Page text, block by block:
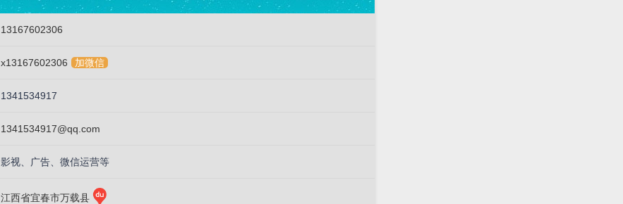
13167602306
x13167602306 加微信
1341534917
1341534917@qq.com
影视、广告、微信运营等
江西省宜春市万载县